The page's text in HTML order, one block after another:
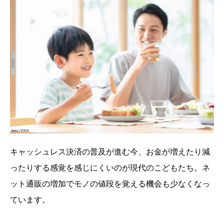
キャッシュレス決済の普及が進む今、お金が増えたり減
ったりする感覚を感じにくいのが現代のこどもたち。ネ
ット通販の増加でモノの値段を覚える機会も少なくなっ
ています。